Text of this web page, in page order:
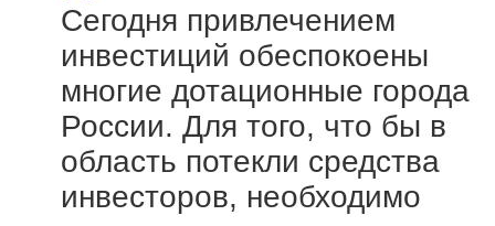
Сегодня привлечением
инвестиций обеспокоены
многие дотационные города
России. Для того, что бы в
область потекли средства
инвесторов, необходимо